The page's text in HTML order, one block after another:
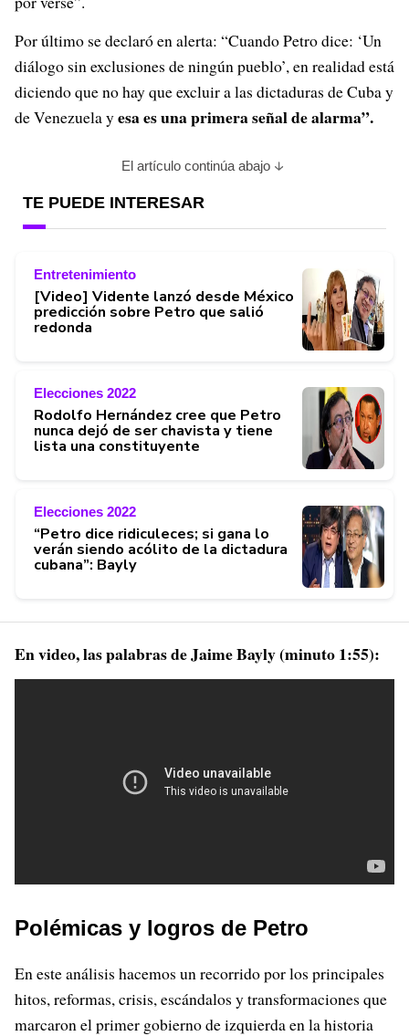
Por último se declaró en alerta: “Cuando Petro dice: ‘Un
diálogo sin exclusiones de ningún pueblo’, en realidad está
diciendo que no hay que excluir a las dictaduras de Cuba y
de Venezuela yesa es una primera señal de alarma”.
El artículo continúa abajo
TE PUEDE INTERESAR
Entretenimiento
[Video] Vidente lanzó desde México
predicción sobre Petro que salió
redonda
Elecciones 2022
Rodolfo Hernández cree que Petro
nunca dejó de ser chavista y tiene
lista una constituyente
Elecciones 2022
“Petro dice ridiculeces; si gana lo
verán siendo acólito de la dictadura
cubana”: Bayly
En video, las palabras de Jaime Bayly (minuto 1:55):
Polémicas y logros de Petro
En este análisis hacemos un recorrido por los principales
hitos, reformas, crisis, escándalos y transformaciones que
marcaron el primer gobierno de izquierda en la historia